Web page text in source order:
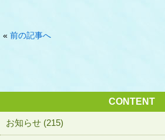
« 前の記事へ
CONTENT
お知らせ (215)